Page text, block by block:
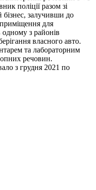
поліції разом зі
бізнес, залучивши до
для
одному з районів
власного авто.
та лабораторним
речовин.
з грудня 2021 по